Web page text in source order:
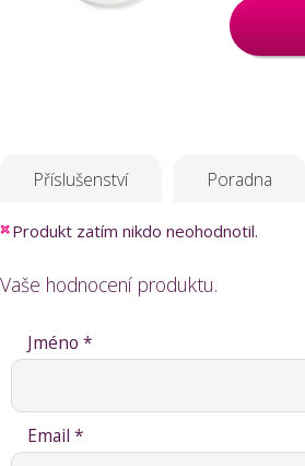
Příslušenství Poradna
Produkt zatím nikdo neohodnotil.
Vaše hodnocení produktu.
Jméno *
Email *